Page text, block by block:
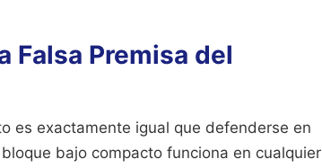
Falsa Premisa del
es exactamente igual que defenderse en
bajo compacto funciona en cualquier